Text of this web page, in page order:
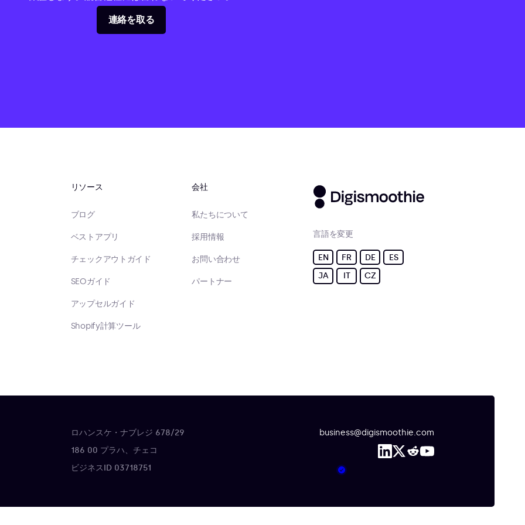
連絡を取る
リソース
ブログ
ベストアプリ
チェックアウトガイド
SEOガイド
アップセルガイド
Shopify計算ツール
会社
私たちについて
採用情報
お問い合わせ
パートナー
言語を変更
EN FR DE
ES
JA
IT CZ
ロハンスケ・ナブレジ 678/29
186 00 プラハ、チェコ
ビジネスID 03718751
business@digismoothie.com